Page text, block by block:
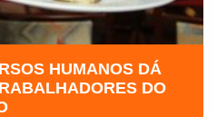
HUMANOS DÁ
DO